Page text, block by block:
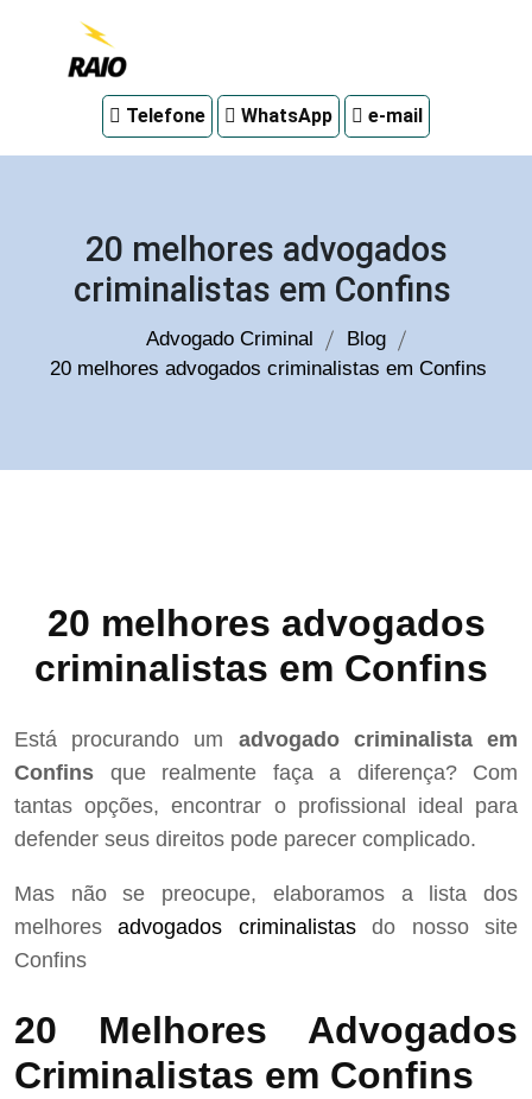
em
Telefone WhatsApp e-mail
20 melhores advogados
criminalistas em Confins
Advogado Criminal
Blog
20 melhores advogados criminalistas em Confins
20 melhores advogados
criminalistas em Confins
Está procurando um advogado criminalista em
Confins que realmente faça a diferença? Com
tantas opções, encontrar o profissional ideal para
defender seus direitos pode parecer complicado.
Mas não se preocupe, elaboramos a lista dos
melhoresadvogados criminalistasdo nosso site
Confins
20 Melhores Advogados
Criminalistas em Confins